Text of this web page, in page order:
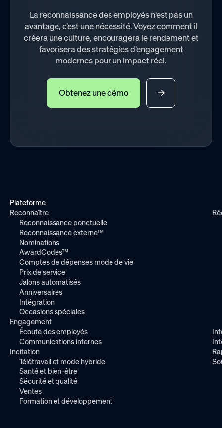
La reconnaissance des employés n'est pas un
avantage, c'est une nécessité. Voyez comment il
créera une culture, encouragera le rendement et
favorisera des stratégies d'engagement
modernes pour un impact réel.
Obtenez une démo
Plateforme
Reconnaître
Reconnaissance ponctuelle
Reconnaissance externe™
Nominations
AwardCodes™
Comptes de dépenses mode de vie
Prix de service
Jalons automatisés
Anniversaires
Intégration
Occasions spéciales
Engagement
Écoute des employés
Communications internes
Incitation
Télétravail et mode hybride
Santé et bien-être
Sécurité et qualité
Ventes
Formation et développement